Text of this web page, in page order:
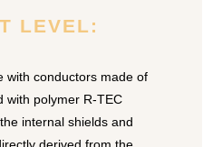
LEVEL:
with conductors made of
with polymer R-TEC
internal shields and